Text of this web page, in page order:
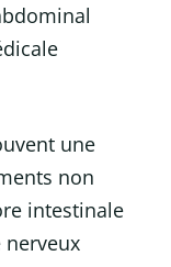
une
non
intestinale